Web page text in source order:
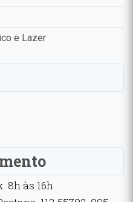
e Lazer
8h às 16h